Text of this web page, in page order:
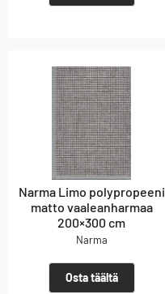
Narma Limo polypropeeni
matto vaaleanharmaa
200×300 cm
Narma
Osta täältä